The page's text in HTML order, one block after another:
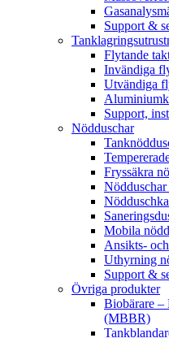
Support &
Flytande
Invändiga
Utvändiga
Support,
Nödduschar
Fryssäkra
Mobila
Ansikts-
Uthyrning
Support &
Övriga produkter
Biobärare
(MBBR)